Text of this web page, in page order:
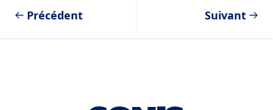
Précédent Suivant